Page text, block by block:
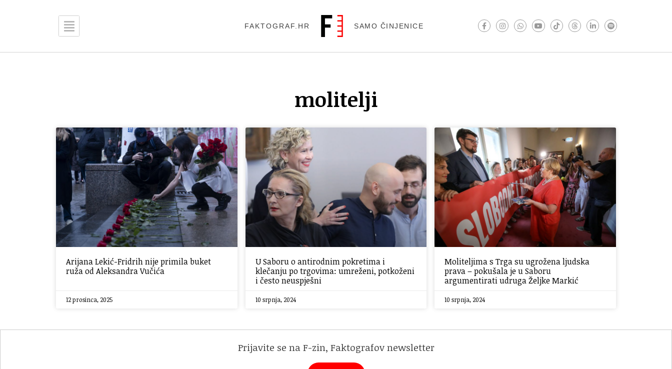
FAKTOGRAF.HR SAMO ČINJENICE
molitelji
Arijana Lekić-Fridrih nije primila buket
ruža od Aleksandra Vučića
12 prosinca, 2025
U Saboru o antirodnim pokretima i
klečanju po trgovima: umreženi, potkoženi
i često neuspješni
10 srpnja, 2024
Moliteljima s Trga su ugrožena ljudska
prava – pokušala je u Saboru
argumentirati udruga Željke Markić
10 srpnja, 2024
Prijavite se na F-zin, Faktografov newsletter